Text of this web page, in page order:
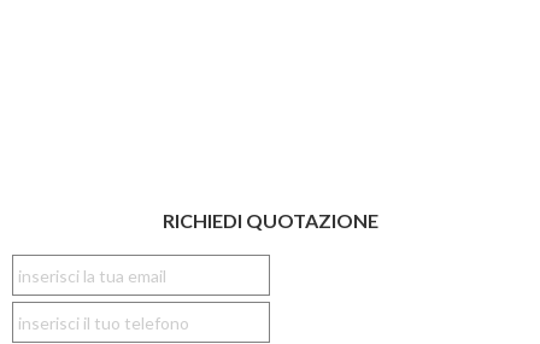
RICHIEDI QUOTAZIONE